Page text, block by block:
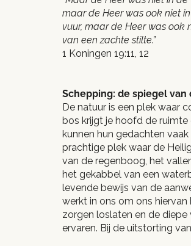
maar de Heer was ook niet
vuur, maar de Heer was ook
van een zachte stilte.”
1 Koningen 19:11, 12
Schepping: de spiegel van
De natuur is een plek waar
bos krijgt je hoofd de
kunnen hun gedachten
prachtige plek waar de
van de regenboog, het
het gekabbel van een
levende bewijs van de
werkt in ons om ons
zorgen loslaten en de
ervaren. Bij de uitstorting